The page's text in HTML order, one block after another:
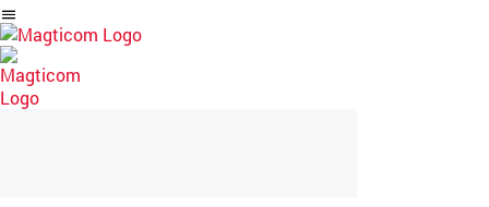
არტიკლზე
გადასვლა